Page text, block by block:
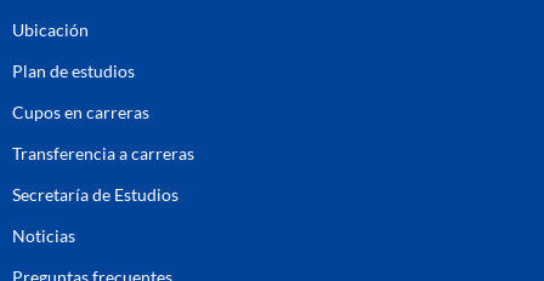
Ubicación
Plan de estudios
Cupos en carreras
Transferencia a carreras
Secretaría de Estudios
Noticias
Preguntas frecuentes